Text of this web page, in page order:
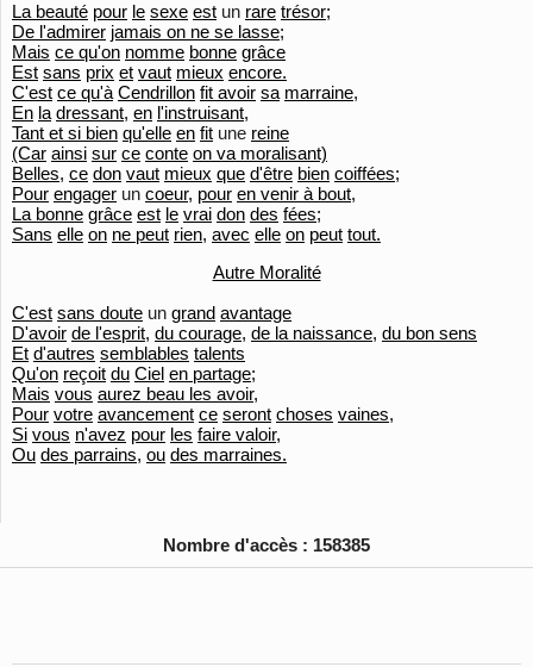
La beauté pour le sexe est un rare trésor;
De l'admirer jamais on ne se lasse;
Mais ce qu'on nomme bonne grâce
Est sans prix et vaut mieux encore.
C'est ce qu'à Cendrillon fit avoir sa marraine,
En la dressant, en l'instruisant,
Tant et si bien qu'elle en fit une reine
(Car ainsi sur ce conte on va moralisant)
Belles, ce don vaut mieux que d'être bien coiffées;
Pour engager un coeur, pour en venir à bout,
La bonne grâce est le vrai don des fées;
Sans elle on ne peut rien, avec elle on peut tout.
Autre Moralité
C'est sans doute un grand avantage
D'avoir de l'esprit, du courage, de la naissance, du bon sens
Et d'autres semblables talents
Qu'on reçoit du Ciel en partage;
Mais vous aurez beau les avoir,
Pour votre avancement ce seront choses vaines,
Si vous n'avez pour les faire valoir,
Ou des parrains, ou des marraines.
Nombre d'accès : 158385